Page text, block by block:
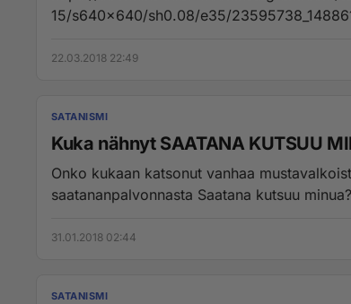
15/s640x640/sh0.08/e35/
22.03.2018 22:49
SATANISMI
Kuka nähnyt SAATANA KUTSUU
Onko kukaan katsonut vanhaa
31.01.2018 02:44
SATANISMI